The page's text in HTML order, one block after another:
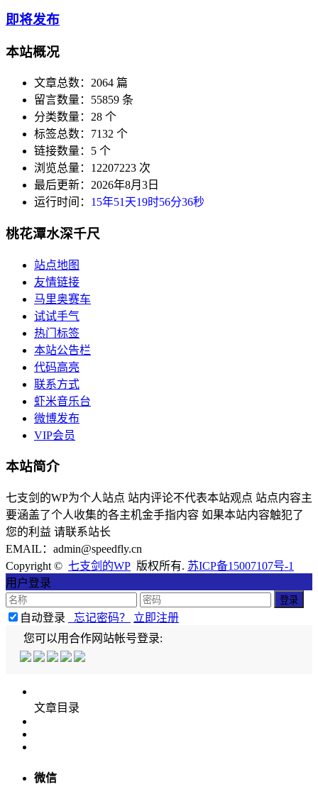
即将发布
本站概况
文章总数：2064 篇
留言数量：55859 条
分类数量：28 个
标签总数：7132 个
链接数量：5 个
浏览总量：12207223 次
最后更新：2026年8月3日
运行时间： 15年51天19时56分36秒
桃花潭水深千尺
站点地图
友情链接
马里奥赛车
试试手气
热门标签
本站公告栏
代码高亮
联系方式
虾米音乐台
微博发布
VIP会员
本站简介
七支剑的WP为个人站点 站内评论不代表本站观点 站点内容主
要涵盖了个人收集的各主机金手指内容 如果本站内容触犯了
您的利益 请联系站长
EMAIL：admin@speedfly.cn
Copyright © 七支剑的WP 版权所有. 苏ICP备15007107号-1
用户登录
自动登录 忘记密码？
立即注册
您可以用合作网站帐号登录:
文章目录
微信